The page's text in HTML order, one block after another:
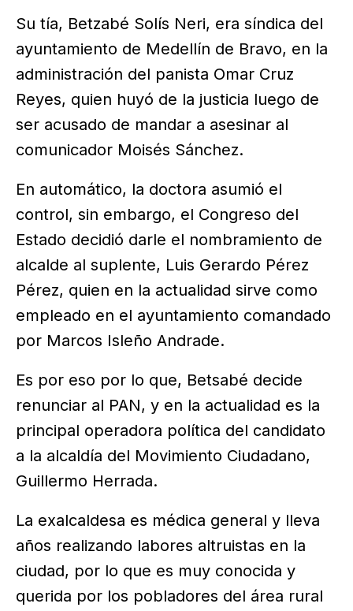
Su tía, Betzabé Solís Neri, era síndica del
ayuntamiento de Medellín de Bravo, en la
administración del panista Omar Cruz
Reyes, quien huyó de la justicia luego de
ser acusado de mandar a asesinar al
comunicador Moisés Sánchez.
En automático, la doctora asumió el
control, sin embargo, el Congreso del
Estado decidió darle el nombramiento de
alcalde al suplente, Luis Gerardo Pérez
Pérez, quien en la actualidad sirve como
empleado en el ayuntamiento comandado
por Marcos Isleño Andrade.
Es por eso por lo que, Betsabé decide
renunciar al PAN, y en la actualidad es la
principal operadora política del candidato
a la alcaldía del Movimiento Ciudadano,
Guillermo Herrada.
La exalcaldesa es médica general y lleva
años realizando labores altruistas en la
ciudad, por lo que es muy conocida y
querida por los pobladores del área rural